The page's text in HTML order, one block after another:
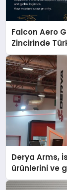
Falcon Aero
Zincirinde
Derya Arms,
ürünlerini ve